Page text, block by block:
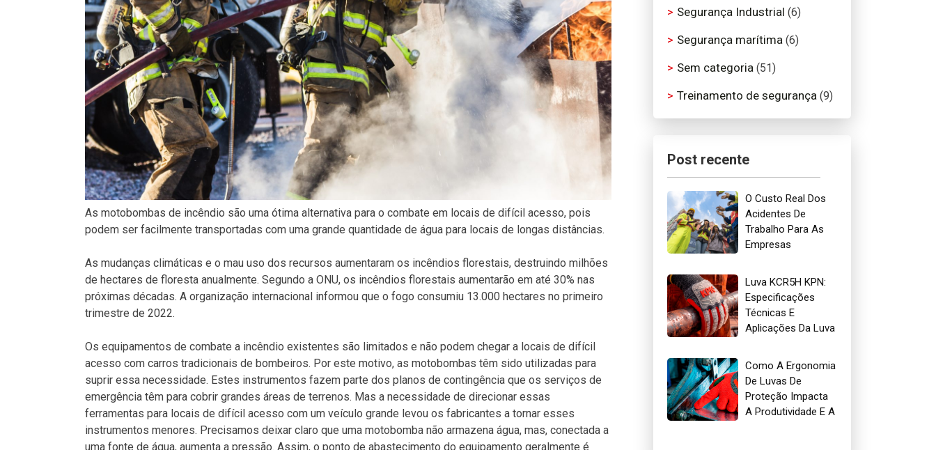
As motobombas de incêndio são uma ótima alternativa para o combate em locais de difícil acesso, pois
podem ser facilmente transportadas com uma grande quantidade de água para locais de longas distâncias.
As mudanças climáticas e o mau uso dos recursos aumentaram os incêndios florestais, destruindo milhões
de hectares de floresta anualmente. Segundo a ONU, os incêndios florestais aumentarão em até 30% nas
próximas décadas. A organização internacional informou que o fogo consumiu 13.000 hectares no primeiro
trimestre de 2022.
Os equipamentos de combate a incêndio existentes são limitados e não podem chegar a locais de difícil
acesso com carros tradicionais de bombeiros. Por este motivo, as motobombas têm sido utilizadas para
suprir essa necessidade. Estes instrumentos fazem parte dos planos de contingência que os serviços de
emergência têm para cobrir grandes áreas de terrenos. Mas a necessidade de direcionar essas
ferramentas para locais de difícil acesso com um veículo grande levou os fabricantes a tornar esses
instrumentos menores. Precisamos deixar claro que uma motobomba não armazena água, mas, conectada a
uma fonte de água, aumenta a pressão. Assim, o ponto de abastecimento do equipamento geralmente é
Segurança Industrial (6)
Segurança marítima (6)
Sem categoria (51)
Treinamento de segurança (9)
Post recente
O Custo Real Dos
Acidentes De
Trabalho Para As
Empresas
Luva KCR5H KPN:
Especificações
Técnicas E
Aplicações Da Luva
Óleo E Gás
Como A Ergonomia
De Luvas De
Proteção Impacta
A Produtividade E A